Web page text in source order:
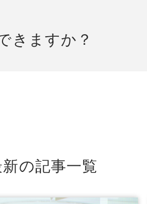
きますか？
の記事一覧